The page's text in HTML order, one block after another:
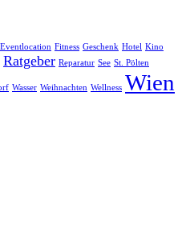
Eventlocation Fitness Geschenk Hotel Kino
Ratgeber Reparatur See St. Pölten
Wasser Weihnachten Wellness Wien